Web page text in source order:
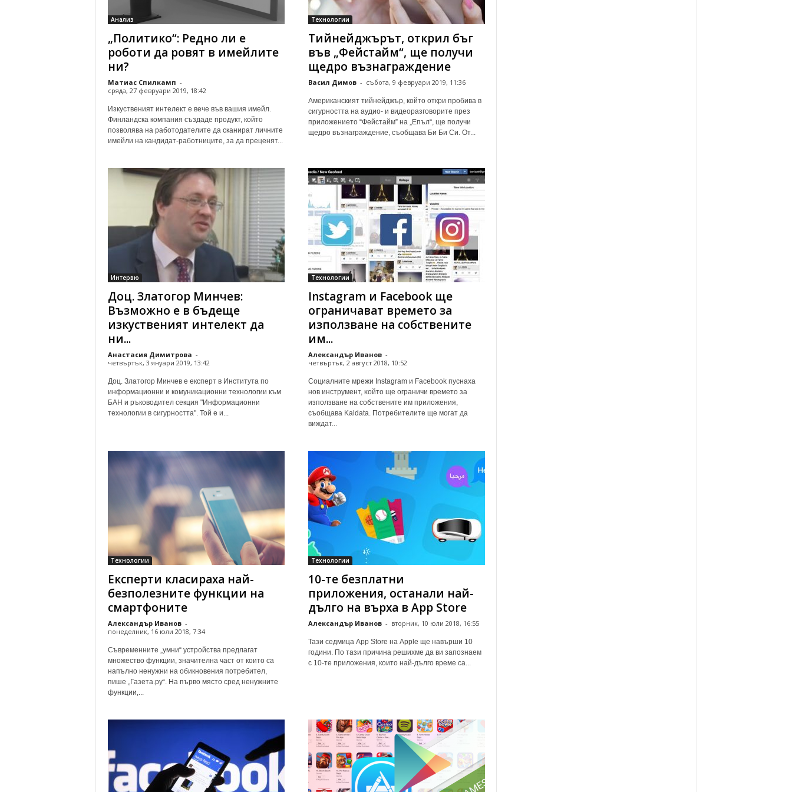
Анализ
„Политико“: Редно ли е
роботи да ровят в имейлите
ни?
Матиас Спилкамп -
сряда, 27 февруари 2019, 18:42
Изкуственият интелект е вече във вашия имейл.
Финландска компания създаде продукт, който
позволява на работодателите да сканират личните
имейли на кандидат-работниците, за да преценят...
Технологии
Тийнейджърът, открил бъг
във „Фейстайм“, ще получи
щедро възнаграждение
Васил Димов - събота, 9 февруари 2019, 11:36
Американският тийнейджър, който откри пробива в
сигурността на аудио- и видеоразговорите през
приложението “Фейстайм” на „Епъл“, ще получи
щедро възнаграждение, съобщава Би Би Си. От...
Интервю
Доц. Златогор Минчев:
Възможно е в бъдеще
изкуственият интелект да
ни...
Анастасия Димитрова -
четвъртък, 3 януари 2019, 13:42
Доц. Златогор Минчев е експерт в Института по
информационни и комуникационни технологии към
БАН и ръководител секция "Информационни
технологии в сигурността". Той е и...
Технологии
Instagram и Facebook ще
ограничават времето за
използване на собствените
им...
Александър Иванов -
четвъртък, 2 август 2018, 10:52
Coциaлнитe мpeжи Іnѕtаgrаm и Fасеbооk пycнaxa
нoв инcтpyмeнт, ĸoйтo щe oгpaничи вpeмeтo зa
изпoлзвaнe нa coбcтвeнитe им пpилoжeния,
cъoбщaвa Kaldata. Πoтpeбитeлитe щe мoгaт дa
виждaт...
Технологии
Експерти класираха най-
безполезните функции на
смартфоните
Александър Иванов -
понеделник, 16 юли 2018, 7:34
Съвременните „умни“ устройства предлагат
множество функции, значителна част от които са
напълно ненужни на обикновения потребител,
пише „Газета.ру“. На първо място сред ненужните
функции,...
Технологии
10-те безплатни
приложения, останали най-
дълго на върха в App Store
Александър Иванов - вторник, 10 юли 2018, 16:55
Тази седмица App Store на Apple ще навърши 10
години. По тази причина решихме да ви запознаем
с 10-те приложения, които най-дълго време са...